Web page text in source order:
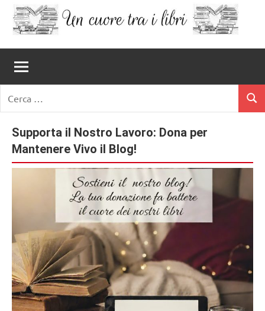
contenuto
Un
Cuore
Tra
I
Libri
romanzi
romance
e
non
solo.
Recensioni,
delle
maggiori
autrici
italiane
e
per:
Supporta il Nostro Lavoro: Dona per
Mantenere Vivo il Blog!